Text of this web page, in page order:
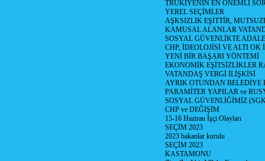
TRÜKİYENİN EN ÖNEMLİ
YEREL SEÇİMLER
AŞKSIZLIK EŞİTTİR,
KAMUSAL ALANLAR
SOSYAL GÜVENLİKTE
CHP, İDEOLOJİSİ VE ALTI OK
YENİ BİR BAŞARI YÖNTEMİ
EKONOMİK EŞİTSİZLİKLER
VATANDAŞ VERGİ İLİŞKİSİ
AYRIK OTUNDAN
PARAMİTER YAPILAR ve
SOSYAL GÜVENLİĞİMİZ
CHP ve DEĞİŞİM
15-16 Haziran İşçi Olayları
SEÇİM 2023
2023 bakanlar kurulu
SEÇİM 2023
KASTAMONU